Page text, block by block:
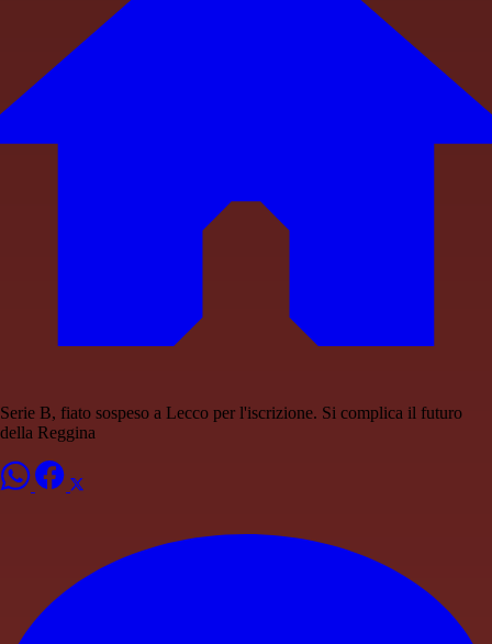
Serie B, fiato sospeso a Lecco per l'iscrizione. Si complica il futuro
della Reggina